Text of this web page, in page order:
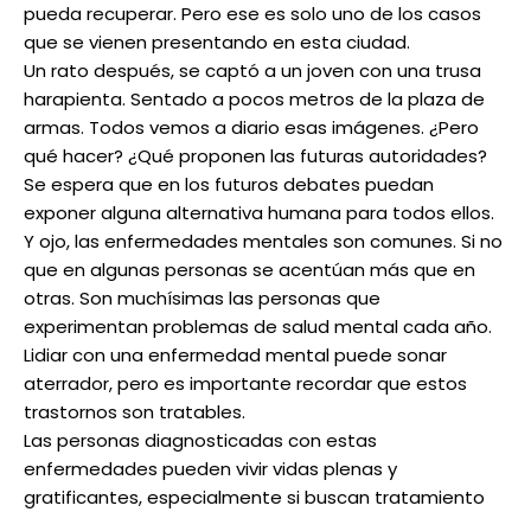
pueda recuperar. Pero ese es solo uno de los casos
que se vienen presentando en esta ciudad.
Un rato después, se captó a un joven con una trusa
harapienta. Sentado a pocos metros de la plaza de
armas. Todos vemos a diario esas imágenes. ¿Pero
qué hacer? ¿Qué proponen las futuras autoridades?
Se espera que en los futuros debates puedan
exponer alguna alternativa humana para todos ellos.
Y ojo, las enfermedades mentales son comunes. Si no
que en algunas personas se acentúan más que en
otras. Son muchísimas las personas que
experimentan problemas de salud mental cada año.
Lidiar con una enfermedad mental puede sonar
aterrador, pero es importante recordar que estos
trastornos son tratables.
Las personas diagnosticadas con estas
enfermedades pueden vivir vidas plenas y
gratificantes, especialmente si buscan tratamiento